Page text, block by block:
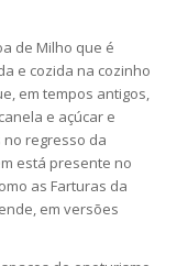
de Milho que é
e cozida na cozinho
em tempos antigos,
e açúcar e
regresso da
está presente no
as Farturas da
em versões